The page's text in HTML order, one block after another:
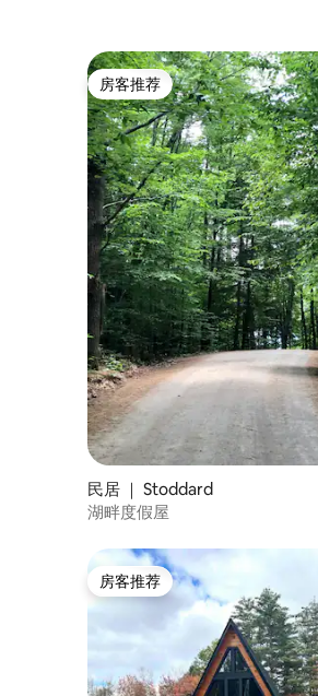
房客推荐
房客推荐
民居 ｜ Stoddard
湖畔度假屋
房客推荐
房客推荐